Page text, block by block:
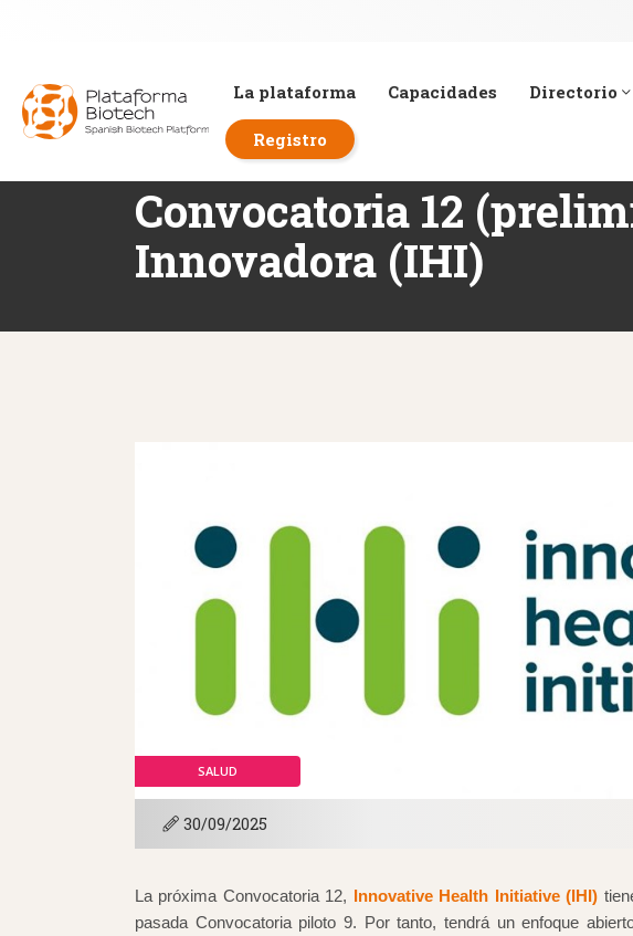
La plataforma Capacidades Directorio
Registro
Convocatoria 12
Innovadora (IHI)
SALUD
30/09/2025
La próxima Convocatoria 12, Innovative Health Initiative (IHI)
pasada Convocatoria piloto 9. Por tanto, tendrá un enfoque